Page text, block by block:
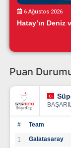
6 Ağustos 2026
Hatay’ın Deniz
Puan
# Team
1 Galatasaray